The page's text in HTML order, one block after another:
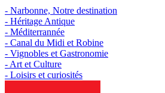
- Narbonne, Notre destination
- Héritage Antique
- Méditerrannée
- Canal du Midi et Robine
- Vignobles et Gastronomie
- Art et Culture
- Loisirs et curiosités